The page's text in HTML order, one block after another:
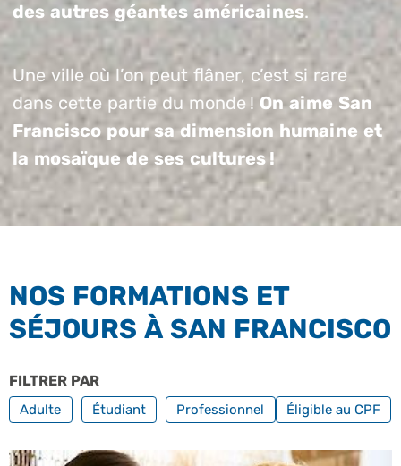
des autres géantes américaines.
Une ville où l’on peut flâner, c’est si rare
dans cette partie du monde ! On aime San
Francisco pour sa dimension humaine et
la mosaïque de ses cultures !
NOS FORMATIONS ET
SÉJOURS À SAN FRANCISCO
FILTRER PAR
Adulte Étudiant Professionnel Éligible au CPF